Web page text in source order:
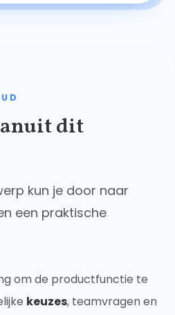
dit
kun je door naar
een praktische
om de productfunctie te
keuzes, teamvragen en